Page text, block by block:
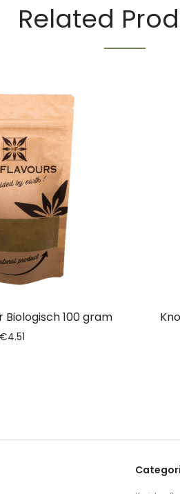
Related
Biologisch 100 gram
€4.51